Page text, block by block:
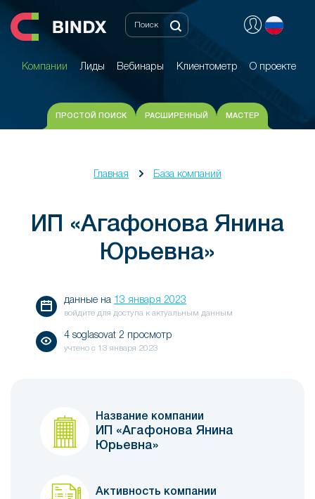
Компании Лиды Вебинары Клиентометр О проекте
Компании Лиды Вебинары Клиентометр О проекте
ПРОСТОЙ ПОИСК РАСШИРЕННЫЙ МАСТЕР
Главная База компаний
ИП «Агафонова Янина
Юрьевна»
данные на 13 января 2023
войдите для доступа к актуальным данным
4 soglasovat 2 просмотр
учтено с 13 января 2023
Название компании
ИП «Агафонова Янина
Юрьевна»
Активность компании